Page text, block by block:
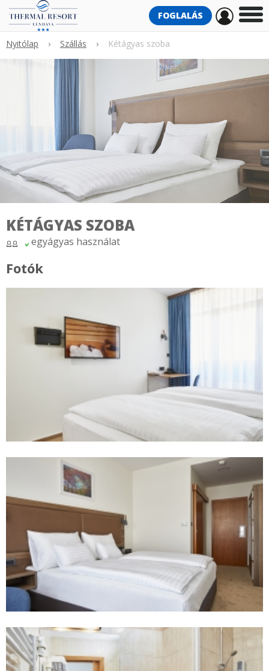
FOGLALÁS
Nyitólap › Szállás › Kétágyas szoba
KÉTÁGYAS SZOBA
egyágyas használat
Fotók